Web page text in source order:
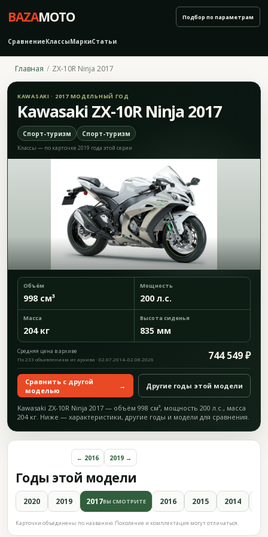
BAZAMOTO
СравнениеКлассыМаркиСтатьи
Подбор по параметрам
Главная ZX-10R Ninja 2017
KAWASAKI · 2017 МОДЕЛЬНЫЙ ГОД
Kawasaki ZX-10R Ninja 2017
Спорт-туризм Спорт-туризм
Классы — по карточке 2019 года этой серии
Объём
998 см³
Мощность
200 л.с.
Масса
204 кг
Высота сиденья
835 мм
Средняя цена в архиве 744 549 ₽
По 233 объявлениям из архива · 02.07.2014–02.08.2026
Сравнить с другой
моделью
→ Другие годы этой модели
Kawasaki ZX-10R Ninja 2017 — объём 998 см³, мощность 200 л.с., масса
204 кг. Ниже — характеристики, другие годы и модели для сравнения.
Годы этой модели
← 2016 2019 →
2020 2019 2017ВЫ СМОТРИТЕ 2016 2015 2014
Карточки объединены по названию. Поколение и комплектация могут отличаться.